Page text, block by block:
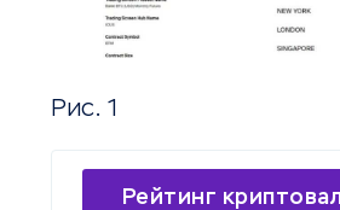
Рис. 1
Рейтинг